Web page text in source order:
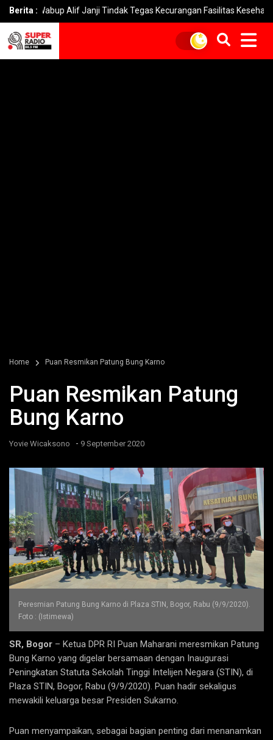
Berita :Alif Janji Tindak Tegas Kecurangan Fasilitas Kesehatan
Home Puan Resmikan Patung Bung Karno
Puan Resmikan Patung
Bung Karno
Yovie Wicaksono - 9 September 2020
Peresmian Patung Bung Karno di Plaza STIN, Bogor, Rabu (9/9/2020).
Foto : (Istimewa)
SR, Bogor – Ketua DPR RI Puan Maharani meresmikan Patung
Bung Karno yang digelar bersamaan dengan Inaugurasi
Peningkatan Statuta Sekolah Tinggi Intelijen Negara (STIN), di
Plaza STIN, Bogor, Rabu (9/9/2020). Puan hadir sekaligus
mewakili keluarga besar Presiden Sukarno.
Puan menyampaikan, sebagai bagian penting dari menanamkan